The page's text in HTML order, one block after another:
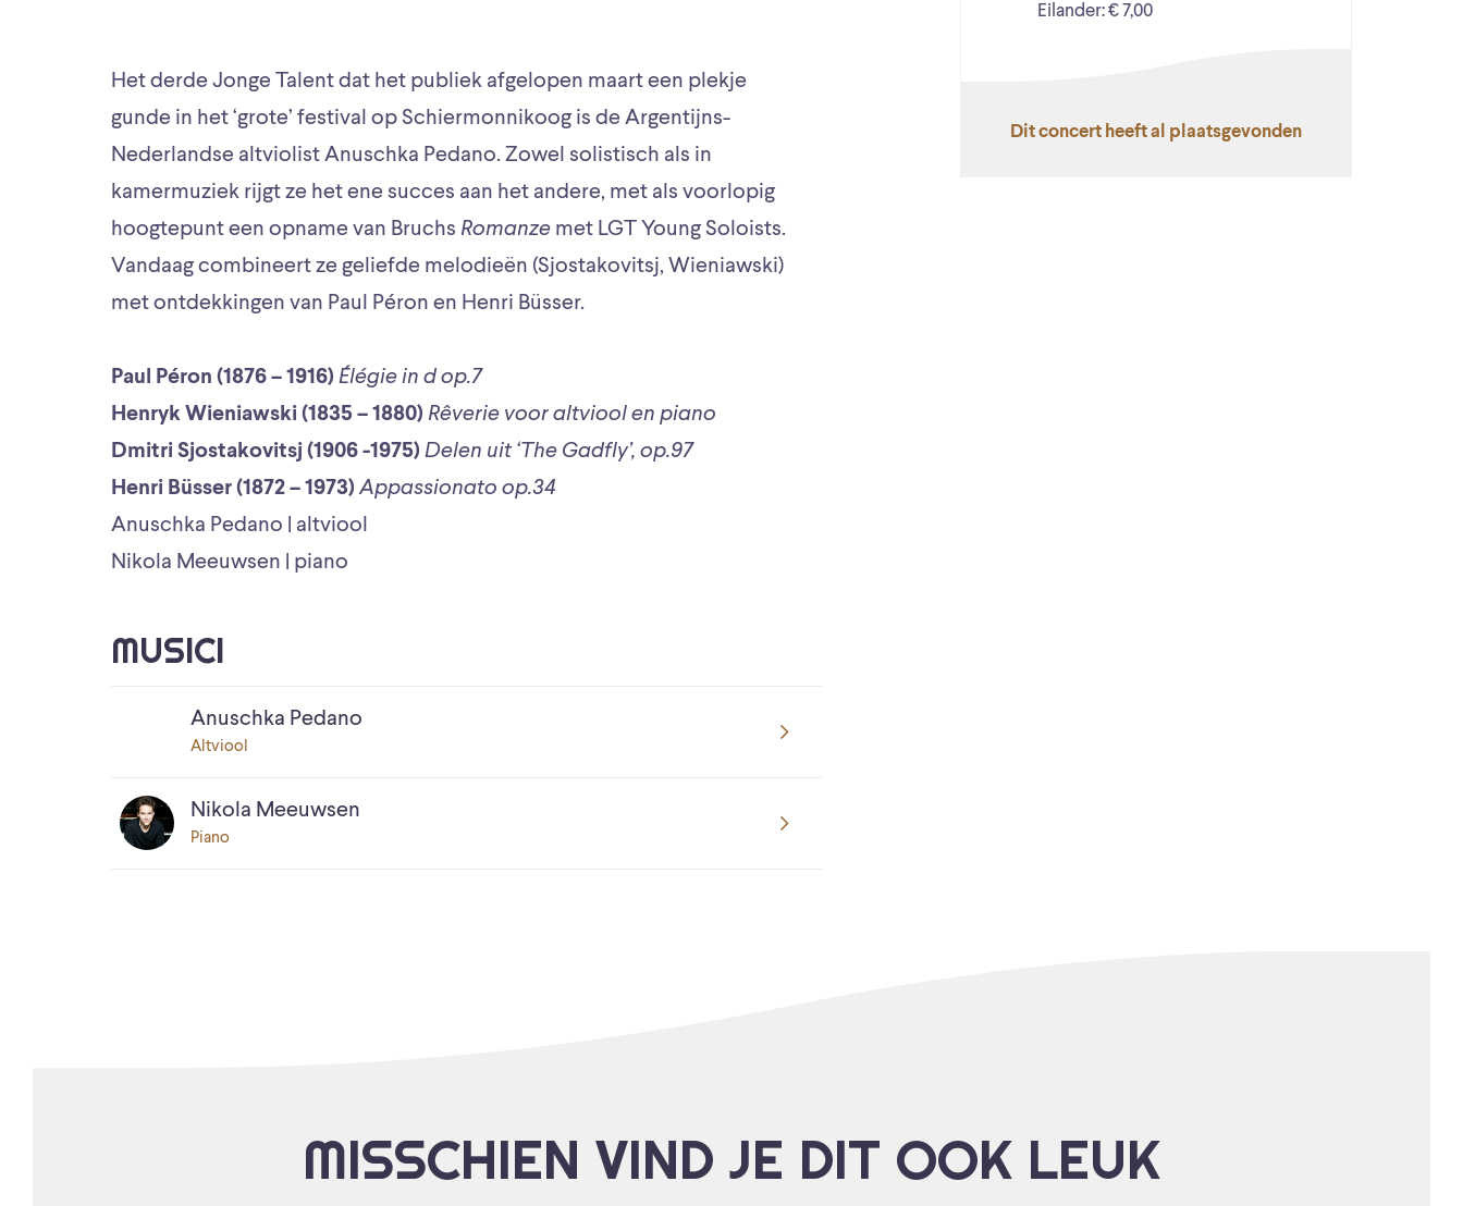
Het derde Jonge Talent dat het publiek afgelopen maart een plekje
gunde in het ‘grote’ festival op Schiermonnikoog is de Argentijns-
Nederlandse altviolist Anuschka Pedano. Zowel solistisch als in
kamermuziek rijgt ze het ene succes aan het andere, met als voorlopig
hoogtepunt een opname van Bruchs Romanze met LGT Young Soloists.
Vandaag combineert ze geliefde melodieën (Sjostakovitsj, Wieniawski)
met ontdekkingen van Paul Péron en Henri Büsser.
Paul Péron (1876 – 1916) Élégie in d op.7
Henryk Wieniawski (1835 – 1880) Rêverie voor altviool en piano
Dmitri Sjostakovitsj (1906 -1975) Delen uit ‘The Gadfly’, op.97
Henri Büsser (1872 – 1973) Appassionato op.34
Anuschka Pedano | altviool
Nikola Meeuwsen | piano
MUSICI
Anuschka Pedano
Altviool
Nikola Meeuwsen
Piano
Eilander: € 7,00
Dit concert heeft al plaatsgevonden
MISSCHIEN VIND JE DIT OOK LEUK